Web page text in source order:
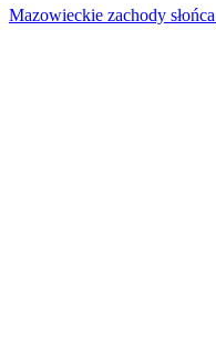
Mazowieckie zachody